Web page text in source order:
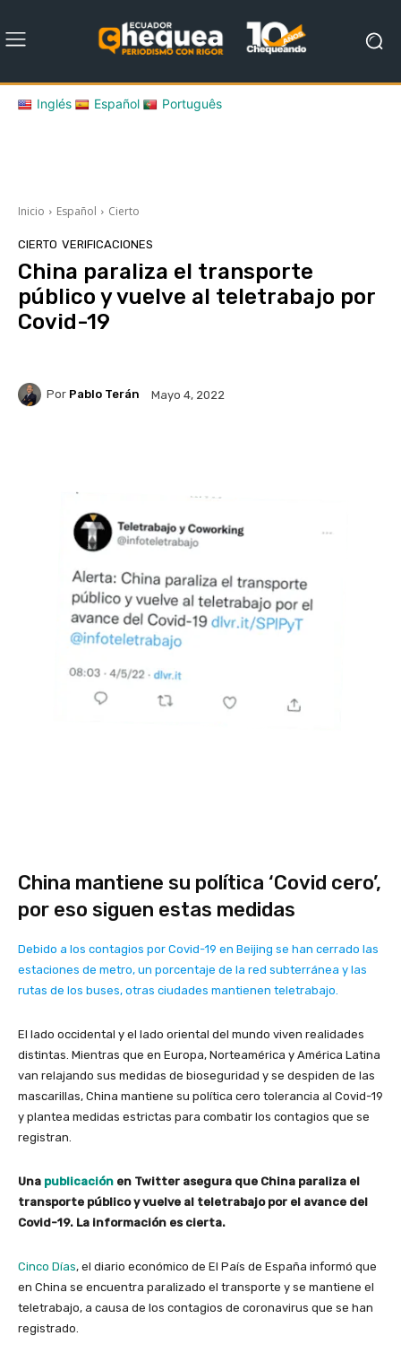
Inglés Español Português
Inicio Español Cierto
CIERTO VERIFICACIONES
China paraliza el transporte
público y vuelve al teletrabajo por
Covid-19
Por Pablo Terán Mayo 4, 2022
China mantiene su política ‘Covid cero’,
por eso siguen estas medidas
Debido a los contagios por Covid-19 en Beijing se han cerrado las
estaciones de metro, un porcentaje de la red subterránea y las
rutas de los buses, otras ciudades mantienen teletrabajo.
El lado occidental y el lado oriental del mundo viven realidades
distintas. Mientras que en Europa, Norteamérica y América Latina
van relajando sus medidas de bioseguridad y se despiden de las
mascarillas, China mantiene su política cero tolerancia al Covid-19
y plantea medidas estrictas para combatir los contagios que se
registran.
Una publicación en Twitter asegura que China paraliza el
transporte público y vuelve al teletrabajo por el avance del
Covid-19. La información es cierta.
Cinco Días, el diario económico de El País de España informó que
en China se encuentra paralizado el transporte y se mantiene el
teletrabajo, a causa de los contagios de coronavirus que se han
registrado.